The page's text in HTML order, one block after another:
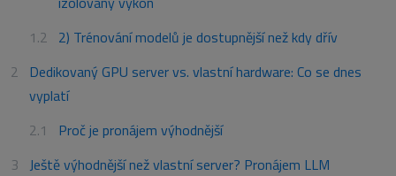
2) Trénování modelů je dostupnější než kdy dřív
Dedikovaný GPU server vs. vlastní hardware: Co se dnes
vyplatí
Proč je pronájem výhodnější
Ještě výhodnější než vlastní server? Pronájem LLM